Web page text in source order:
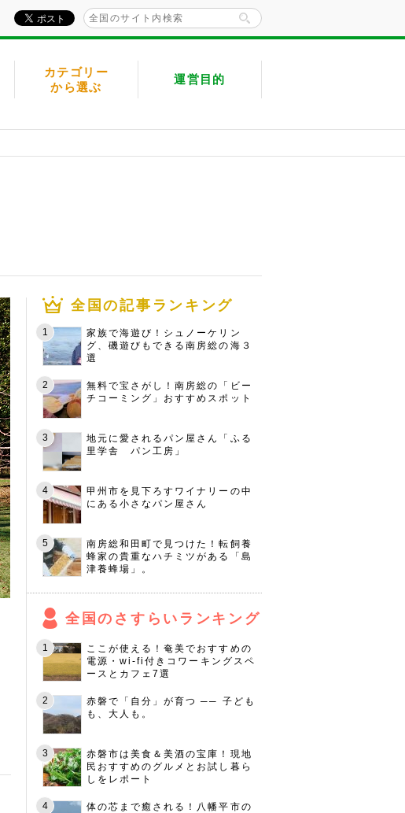
カテゴリー
から選ぶ
運営目的
全国の記事ランキング
家族で海遊び！シュノーケリン
グ、磯遊びもできる南房総の海３
選
無料で宝さがし！南房総の「ビー
チコーミング」おすすめスポット
地元に愛されるパン屋さん「ふる
里学舎 パン工房」
甲州市を見下ろすワイナリーの中
にある小さなパン屋さん
南房総和田町で見つけた！転飼養
蜂家の貴重なハチミツがある「島
津養蜂場」。
全国のさすらいランキング
ここが使える！奄美でおすすめの
電源・wi-fi付きコワーキングスペ
ースとカフェ7選
赤磐で「自分」が育つ ── 子ども
も、大人も。
赤磐市は美食＆美酒の宝庫！現地
民おすすめのグルメとお試し暮ら
しをレポート
体の芯まで癒される！八幡平市の